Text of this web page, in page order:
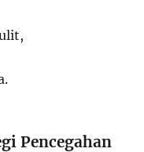
Pencegahan